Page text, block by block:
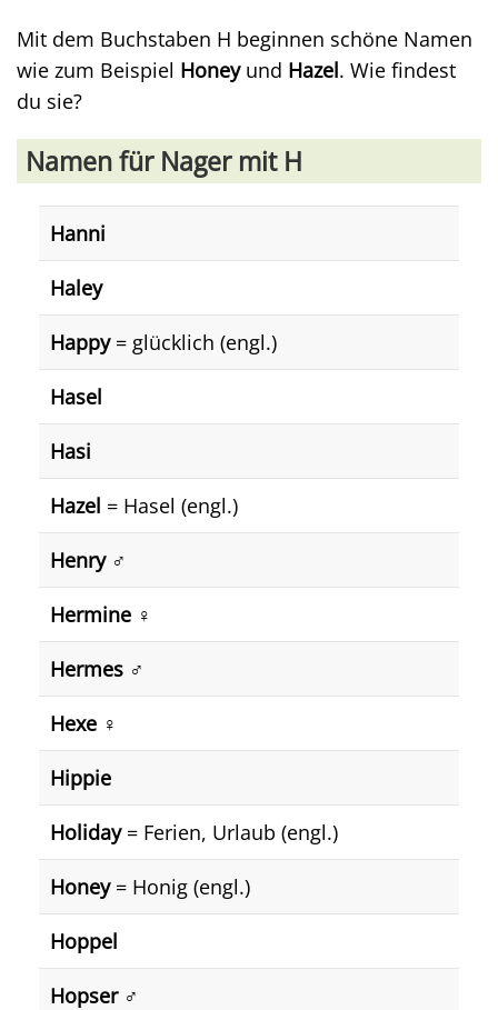
Mit dem Buchstaben H beginnen schöne Namen
wie zum Beispiel Honeyund Hazel. Wie findest
du sie?
Namen für Nager mit H
Hanni
Haley
Happy= glücklich (engl.)
Hasel
Hasi
Hazel = Hasel (engl.)
Henry ♂️
Hermine ♀️
Hermes ♂️
Hexe ♀️
Hippie
Holiday= Ferien, Urlaub (engl.)
Honey= Honig (engl.)
Hoppel
Hopser ♂️